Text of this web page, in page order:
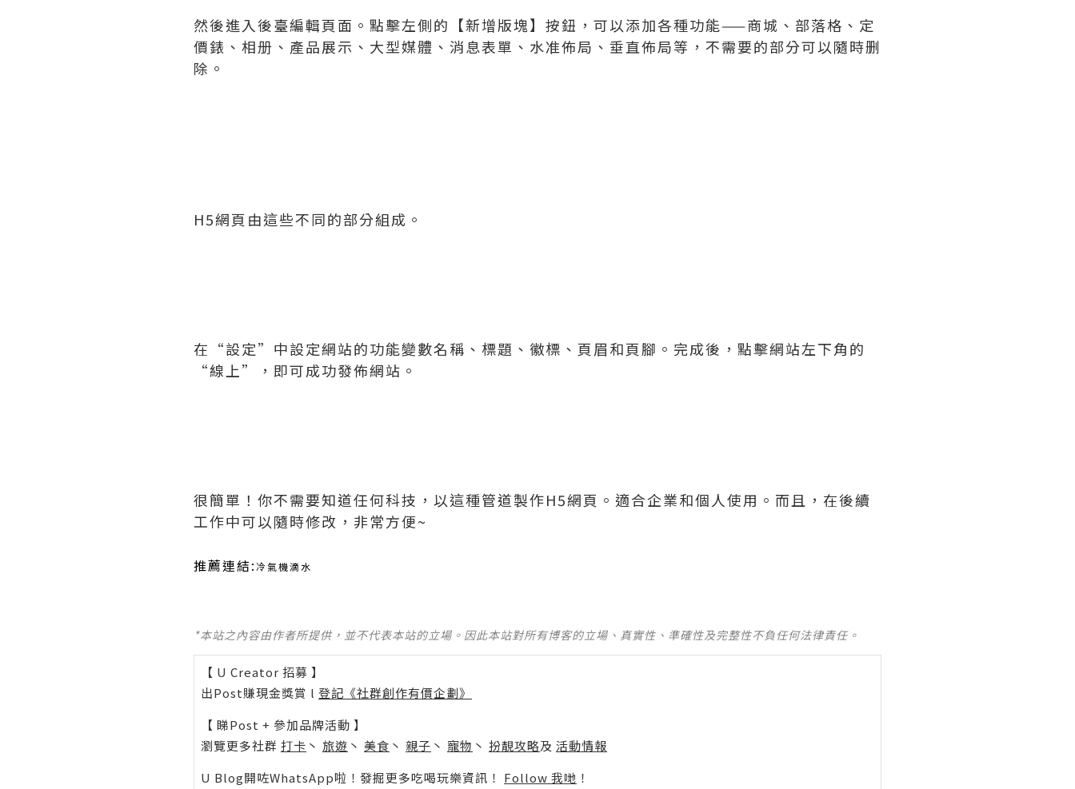
然後進入後臺編輯頁面。點擊左側的【新增版塊】按鈕，可以添加各種功能——商城、部落格、定
價錶、相册、產品展示、大型媒體、消息表單、水准佈局、垂直佈局等，不需要的部分可以隨時删
除。
H5網頁由這些不同的部分組成。
在“設定”中設定網站的功能變數名稱、標題、徽標、頁眉和頁腳。完成後，點擊網站左下角的
“線上”，即可成功發佈網站。
很簡單！你不需要知道任何科技，以這種管道製作H5網頁。適合企業和個人使用。而且，在後續
工作中可以隨時修改，非常方便~
推薦連結: 冷氣機滴水
*本站之內容由作者所提供，並不代表本站的立場。因此本站對所有博客的立場、真實性、準確性及完整性不負任何法律責任。
【 U Creator 招募 】
出Post賺現金獎賞 l 登記《社群創作有價企劃》
【 睇Post + 參加品牌活動 】
瀏覽更多社群 打卡 丶 旅遊 丶 美食 丶 親子 丶 寵物 丶 扮靚攻略及 活動情報
U Blog開咗WhatsApp啦！發掘更多吃喝玩樂資訊！ Follow 我哋 ！